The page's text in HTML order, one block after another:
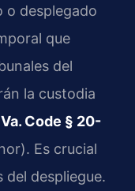
o desplegado
que
del
la custodia
Va. Code § 20-
Es crucial
despliegue.